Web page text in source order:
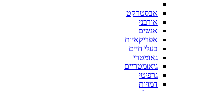
אבסטרקט
אורבני
אנשים
אפריקאיות
בעלי חיים
גאומטרי
גיאומטריים
גרפיטי
דמויות